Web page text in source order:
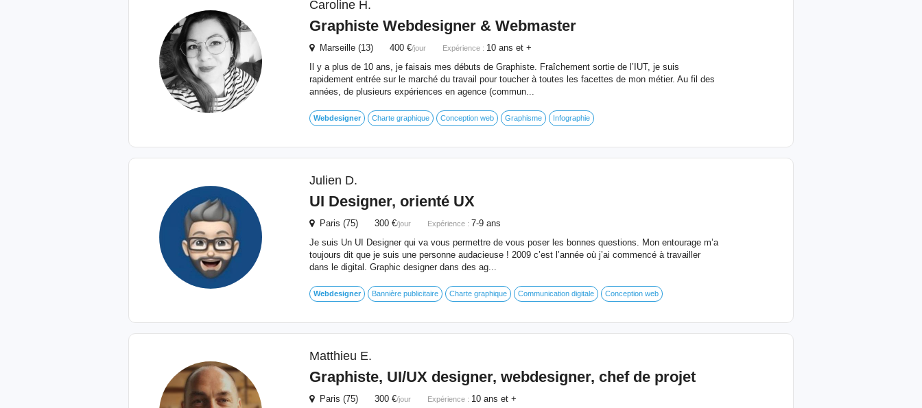
Caroline H.
Graphiste Webdesigner& Webmaster
Marseille (13) 400 €/jour Expérience : 10 ans et +
Il y a plus de 10 ans, je faisais mes débuts de Graphiste. Fraîchement sortie de l’IUT, je suis
rapidement entrée sur le marché du travail pour toucher à toutes les facettes de mon métier. Au fil des
années, de plusieurs expériences en agence (commun...
Webdesigner Charte graphique Conception web Graphisme Infographie
Julien D.
UI Designer, orienté UX
Paris (75) 300 €/jour Expérience : 7-9 ans
Je suis Un UI Designer qui va vous permettre de vous poser les bonnes questions. Mon entourage m’a
toujours dit que je suis une personne audacieuse ! 2009 c’est l’année où j’ai commencé à travailler
dans le digital. Graphic designer dans des ag...
Webdesigner Bannière publicitaire Charte graphique Communication digitale Conception web
Matthieu E.
Graphiste, UI/UX designer, webdesigner, chef de projet
Paris (75) 300 €/jour Expérience : 10 ans et +